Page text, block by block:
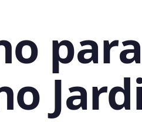
para